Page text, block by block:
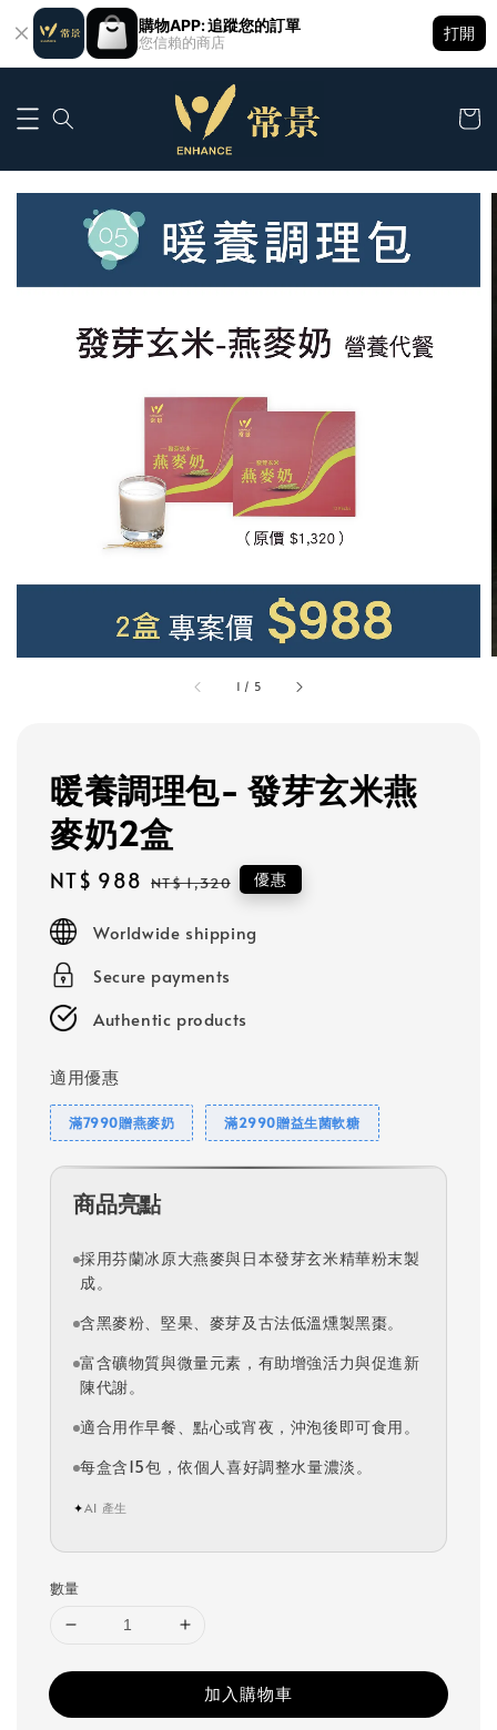
購物APP: 追蹤您的訂單
您信賴的商店
打開
1 / 5
暖養調理包- 發芽玄米燕
麥奶2盒
Sale
NT$ 988 Regular
NT$ 1,320 優惠
Worldwide shipping
Secure payments
Authentic products
適用優惠
滿7990贈燕麥奶 滿2990贈益生菌軟糖
商品亮點
採用芬蘭冰原大燕麥與日本發芽玄米精華粉末製
成。
含黑麥粉、堅果、麥芽及古法低溫燻製黑棗。
富含礦物質與微量元素，有助增強活力與促進新
陳代謝。
適合用作早餐、點心或宵夜，沖泡後即可食用。
每盒含15包，依個人喜好調整水量濃淡。
✦AI 產生
數量
加入購物車